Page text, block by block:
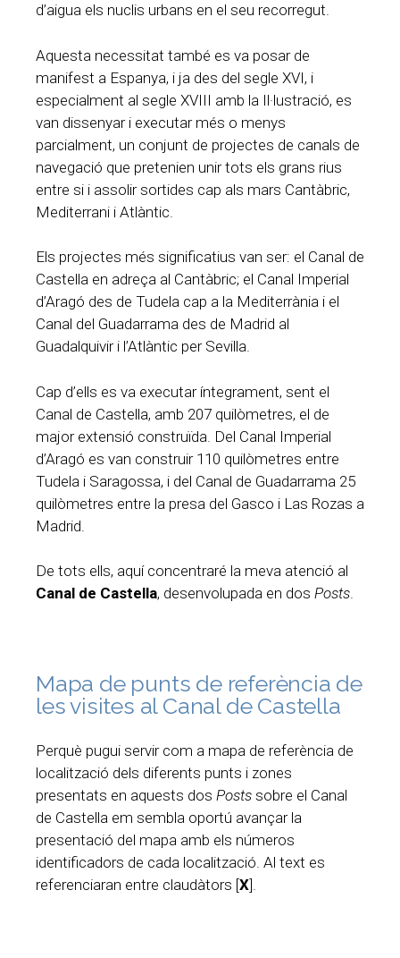
d’aigua els nuclis urbans en el seu recorregut.
Aquesta necessitat també es va posar de
manifest a Espanya, i ja des del segle XVI, i
especialment al segle XVIII amb la Il·lustració, es
van dissenyar i executar més o menys
parcialment, un conjunt de projectes de canals de
navegació que pretenien unir tots els grans rius
entre si i assolir sortides cap als mars Cantàbric,
Mediterrani i Atlàntic.
Els projectes més significatius van ser: el Canal de
Castella en adreça al Cantàbric; el Canal Imperial
d’Aragó des de Tudela cap a la Mediterrània i el
Canal del Guadarrama des de Madrid al
Guadalquivir i l’Atlàntic per Sevilla.
Cap d’ells es va executar íntegrament, sent el
Canal de Castella, amb 207 quilòmetres, el de
major extensió construïda. Del Canal Imperial
d’Aragó es van construir 110 quilòmetres entre
Tudela i Saragossa, i del Canal de Guadarrama 25
quilòmetres entre la presa del Gasco i Las Rozas a
Madrid.
De tots ells, aquí concentraré la meva atenció al
Canal de Castella, desenvolupada en dos Posts.
Mapa de punts de referència de
les visites al Canal de Castella
Perquè pugui servir com a mapa de referència de
localització dels diferents punts i zones
presentats en aquests dos Posts sobre el Canal
de Castella em sembla oportú avançar la
presentació del mapa amb els números
identificadors de cada localització. Al text es
referenciaran entre claudàtors [X].